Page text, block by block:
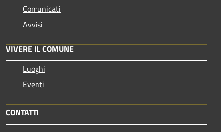
Comunicati
Avvisi
VIVERE IL COMUNE
Luoghi
Eventi
CONTATTI